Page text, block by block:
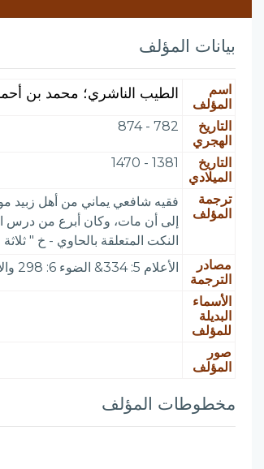
بيانات المؤلف
اسم
المؤلف
الطيب الناشري؛ محمد بن
التاريخ
الهجري
782 - 874
التاريخ
الميلادي
1381 - 1470
ترجمة
المؤلف
إلى أن مات، وكان أبرع من درس
النكت المتعلقة بالحاوي - خ " ثلاثة مجلدات أنجزه
مصادر
الترجمة
الأعلام 5: 334& الضوء 6: 298 والأزهرية 2: 449 والمخطوطات المصورة 1: 288
الأسماء
البديلة
للمؤلف
صور
المؤلف
مخطوطات المؤلف